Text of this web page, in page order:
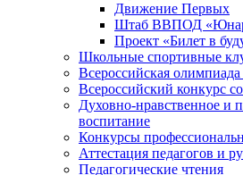
Движение Первых
Штаб ВВПОД
Проект «Билет в
Школьные спортивные
Всероссийская
Всероссийский конкурс
Духовно-нравственное и
воспитание
Конкурсы
Аттестация педагогов и
Педагогические чтения